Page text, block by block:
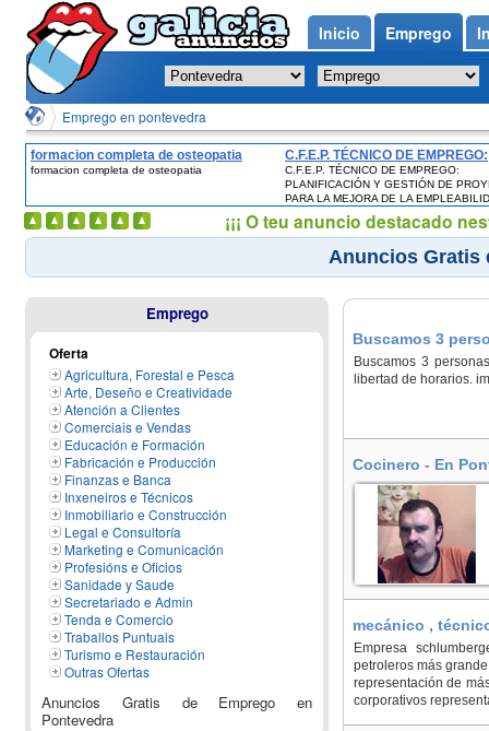
Emprego en pontevedra
formacion completa de osteopatia
formacion completa de osteopatia
C.F.E.P. TÉCNICO DE EMPREGO:
PLANIFICACIÓN Y GESTIÓN DE
PROYECTOS PARA LA
EMPLEABILIDAD
C.F.E.P. TÉCNICO DE EMPREGO:
PLANIFICACIÓN Y GESTIÓN DE
PARA LA MEJORA DE LA
Anuncios Gratis
Buscamos 3
Buscamos 3
libertad de horarios.
Cocinero - En
mecánico ,
consultor, las
Empresa
petroleros más
representación de
corporativos
Emprego
Oferta
Agricultura, Forestal e Pesca
Arte, Deseño e Creatividade
Atención a Clientes
Comerciais e Vendas
Educación e Formación
Fabricación e Producción
Finanzas e Banca
Inxeneiros e Técnicos
Inmobiliario e Construcción
Legal e Consultoría
Marketing e Comunicación
Profesións e Oficios
Sanidade y Saude
Secretariado e Admin
Tenda e Comercio
Traballos Puntuais
Turismo e Restauración
Outras Ofertas
Anuncios Gratis de Emprego en
Pontevedra
Inicio Emprego
¡¡¡ O teu anuncio destacado